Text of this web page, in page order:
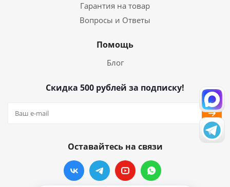
Гарантия на товар
Вопросы и Ответы
Помощь
Блог
Скидка 500 рублей за подписку!
Оставайтесь на связи